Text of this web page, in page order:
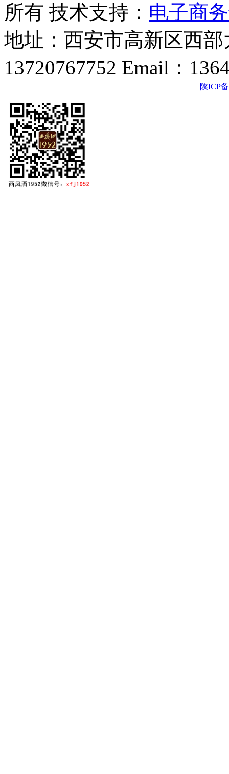
所有 技术支持： 电子商
地址：西安市高新区西
13720767752 Email：
陕ICP